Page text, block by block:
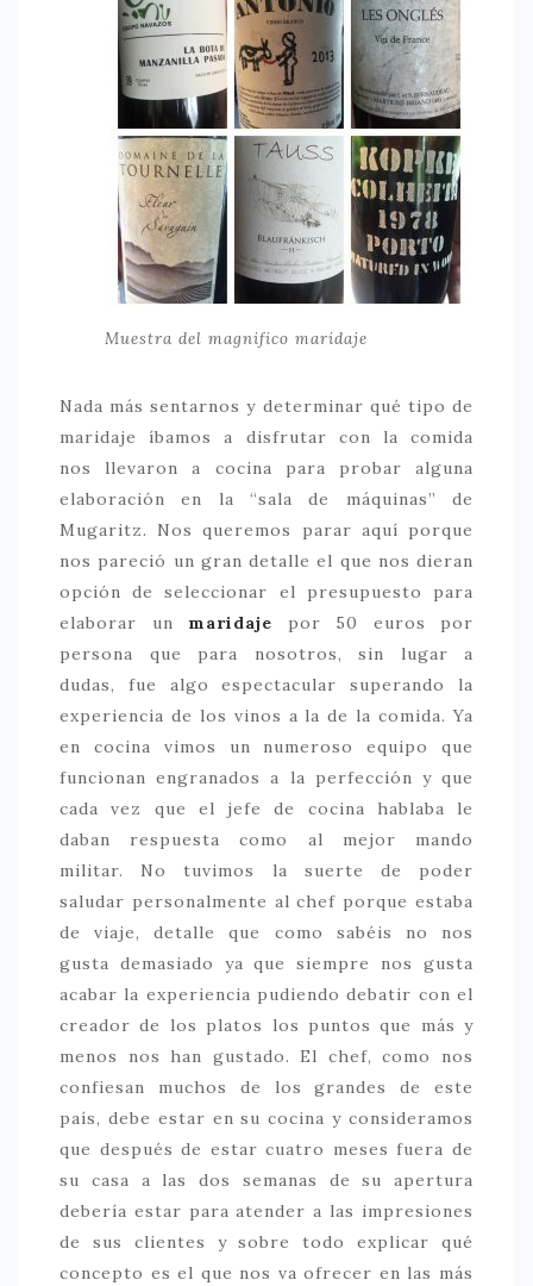
Muestra del magnifico maridaje
Nada más sentarnos y determinar qué tipo de
maridaje íbamos a disfrutar con la comida
nos llevaron a cocina para probar alguna
elaboración en la “sala de máquinas” de
Mugaritz. Nos queremos parar aquí porque
nos pareció un gran detalle el que nos dieran
opción de seleccionar el presupuesto para
elaborar un maridaje por 50 euros por
persona que para nosotros, sin lugar a
dudas, fue algo espectacular superando la
experiencia de los vinos a la de la comida. Ya
en cocina vimos un numeroso equipo que
funcionan engranados a la perfección y que
cada vez que el jefe de cocina hablaba le
daban respuesta como al mejor mando
militar. No tuvimos la suerte de poder
saludar personalmente al chef porque estaba
de viaje, detalle que como sabéis no nos
gusta demasiado ya que siempre nos gusta
acabar la experiencia pudiendo debatir con el
creador de los platos los puntos que más y
menos nos han gustado. El chef, como nos
confiesan muchos de los grandes de este
país, debe estar en su cocina y consideramos
que después de estar cuatro meses fuera de
su casa a las dos semanas de su apertura
debería estar para atender a las impresiones
de sus clientes y sobre todo explicar qué
concepto es el que nos va ofrecer en las más